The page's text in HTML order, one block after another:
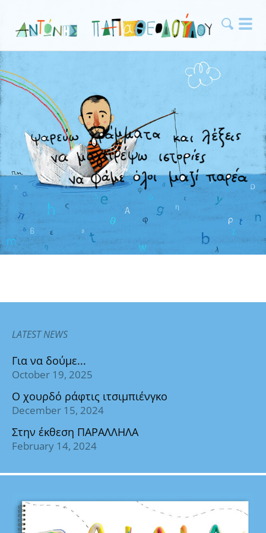
LATEST NEWS
Για να δούμε...
October 19, 2025
Ο χουρδό ράφτις ιτσιμπιένγκο
December 15, 2024
Στην έκθεση ΠΑΡΑΛΛΗΛΑ
February 14, 2024